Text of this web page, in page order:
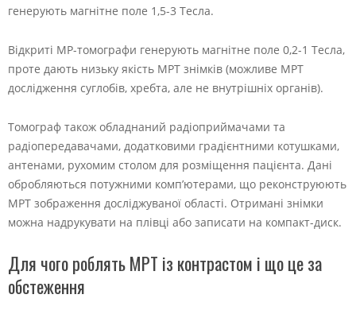
генерують магнітне поле 1,5-3 Тесла.
Відкриті МР-томографи генерують магнітне поле 0,2-1 Тесла,
проте дають низьку якість МРТ знімків (можливе МРТ
дослідження суглобів, хребта, але не внутрішніх органів).
Томограф також обладнаний радіоприймачами та
радіопередавачами, додатковими градієнтними котушками,
антенами, рухомим столом для розміщення пацієнта. Дані
обробляються потужними комп’ютерами, що реконструюють
МРТ зображення досліджуваної області. Отримані знімки
можна надрукувати на плівці або записати на компакт-диск.
Для чого роблять МРТ із контрастом і що це за
обстеження